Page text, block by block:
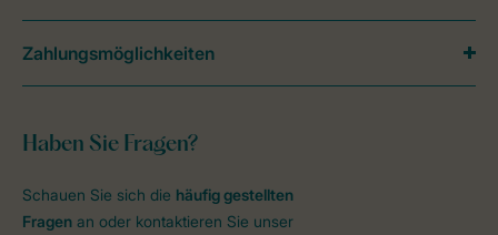
Haben Sie Fragen?
Schauen Sie sich die häufig gestellten
Fragen an oder kontaktieren Sie unser
Zahlungsmöglichkeiten